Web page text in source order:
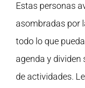
Estas personas
asombradas por
todo lo que
agenda y dividen
de actividades.